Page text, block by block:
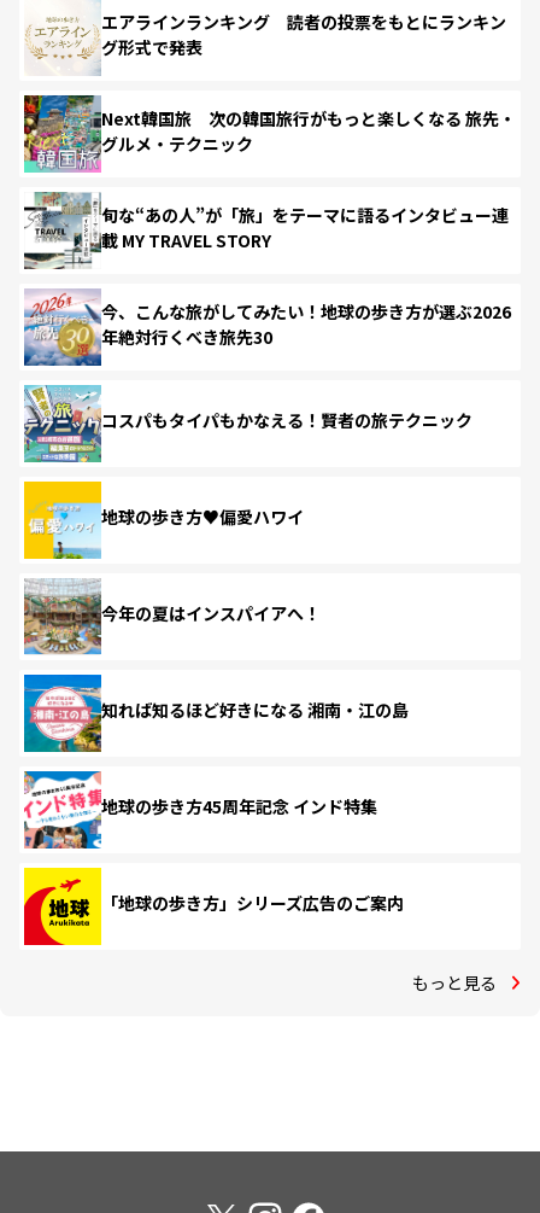
エアラインランキング 読者の投票をもとにランキン
グ形式で発表
Next韓国旅 次の韓国旅行がもっと楽しくなる 旅先・
グルメ・テクニック
旬な“あの人”が「旅」をテーマに語るインタビュー連
載 MY TRAVEL STORY
今、こんな旅がしてみたい！地球の歩き方が選ぶ2026
年絶対行くべき旅先30
コスパもタイパもかなえる！賢者の旅テクニック
地球の歩き方♥偏愛ハワイ
今年の夏はインスパイアへ！
知れば知るほど好きになる 湘南・江の島
地球の歩き方45周年記念 インド特集
「地球の歩き方」シリーズ広告のご案内
もっと見る